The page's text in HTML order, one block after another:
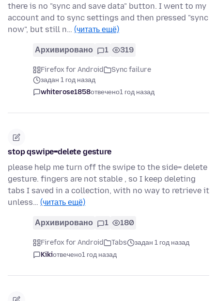
there is no "sync and save data" button. I went to my
account and to sync settings and then pressed "sync
now", but still n… (читать ещё)
Архивировано 1 319
Firefox for Android
Sync failure
задан 1 год назад
whiterose1858отвечено1 год назад
stop qswipe=delete gesture
please help me turn off the swipe to the side= delete
gesture. fingers are not stable , so I keep deleting
tabs I saved in a collection, with no way to retrieve it
unless… (читать ещё)
Архивировано 1 180
Firefox for Android Tabs
задан 1 год назад
Kikiотвечено1 год назад